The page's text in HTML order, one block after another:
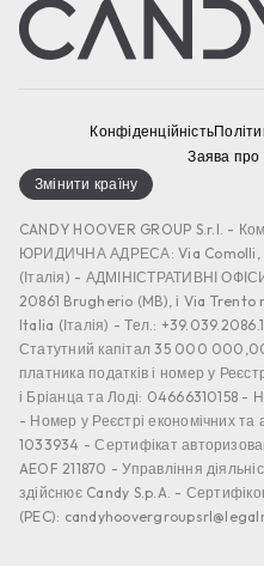
CANDY HOOVER GROUP S.r.I. -
ЮРИДИЧНА АДРЕСА: Via Comolli,
(Італія) - АДМІНІСТРАТИВНІ
20861 Brugherio (MB), і Via
Italia (Італія) - Тел.:
Статутний капітал 35 000
платника податків і номер у
і Бріанца та Лоді: 04666310158
- Номер у Реєстрі економічних та
1033934 - Сертифікат
AEOF 211870 - Управління
здійснює Candy S.p.A. -
(PEC):
Конфіденційність
Заява про
Змінити країну